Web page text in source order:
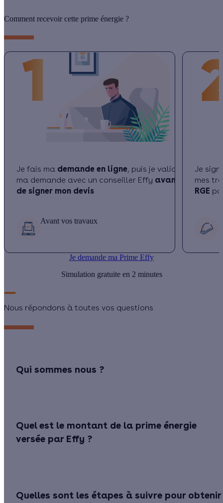
Comment recevoir cette prime énergie ?
Je fais ma demande en ligne, puis je valide
ma demande avec un conseiller Effy avant
de signer mon devis
Avant vos travaux
Je
mes
RGE
Je demande ma Prime Effy
Simulation gratuite en 2 minutes
Nous répondons à toutes vos questions
Qui sommes nous ?
Quel est le montant de la prime énergie
versée par Effy ?
Quelles sont les étapes à suivre pour obtenir